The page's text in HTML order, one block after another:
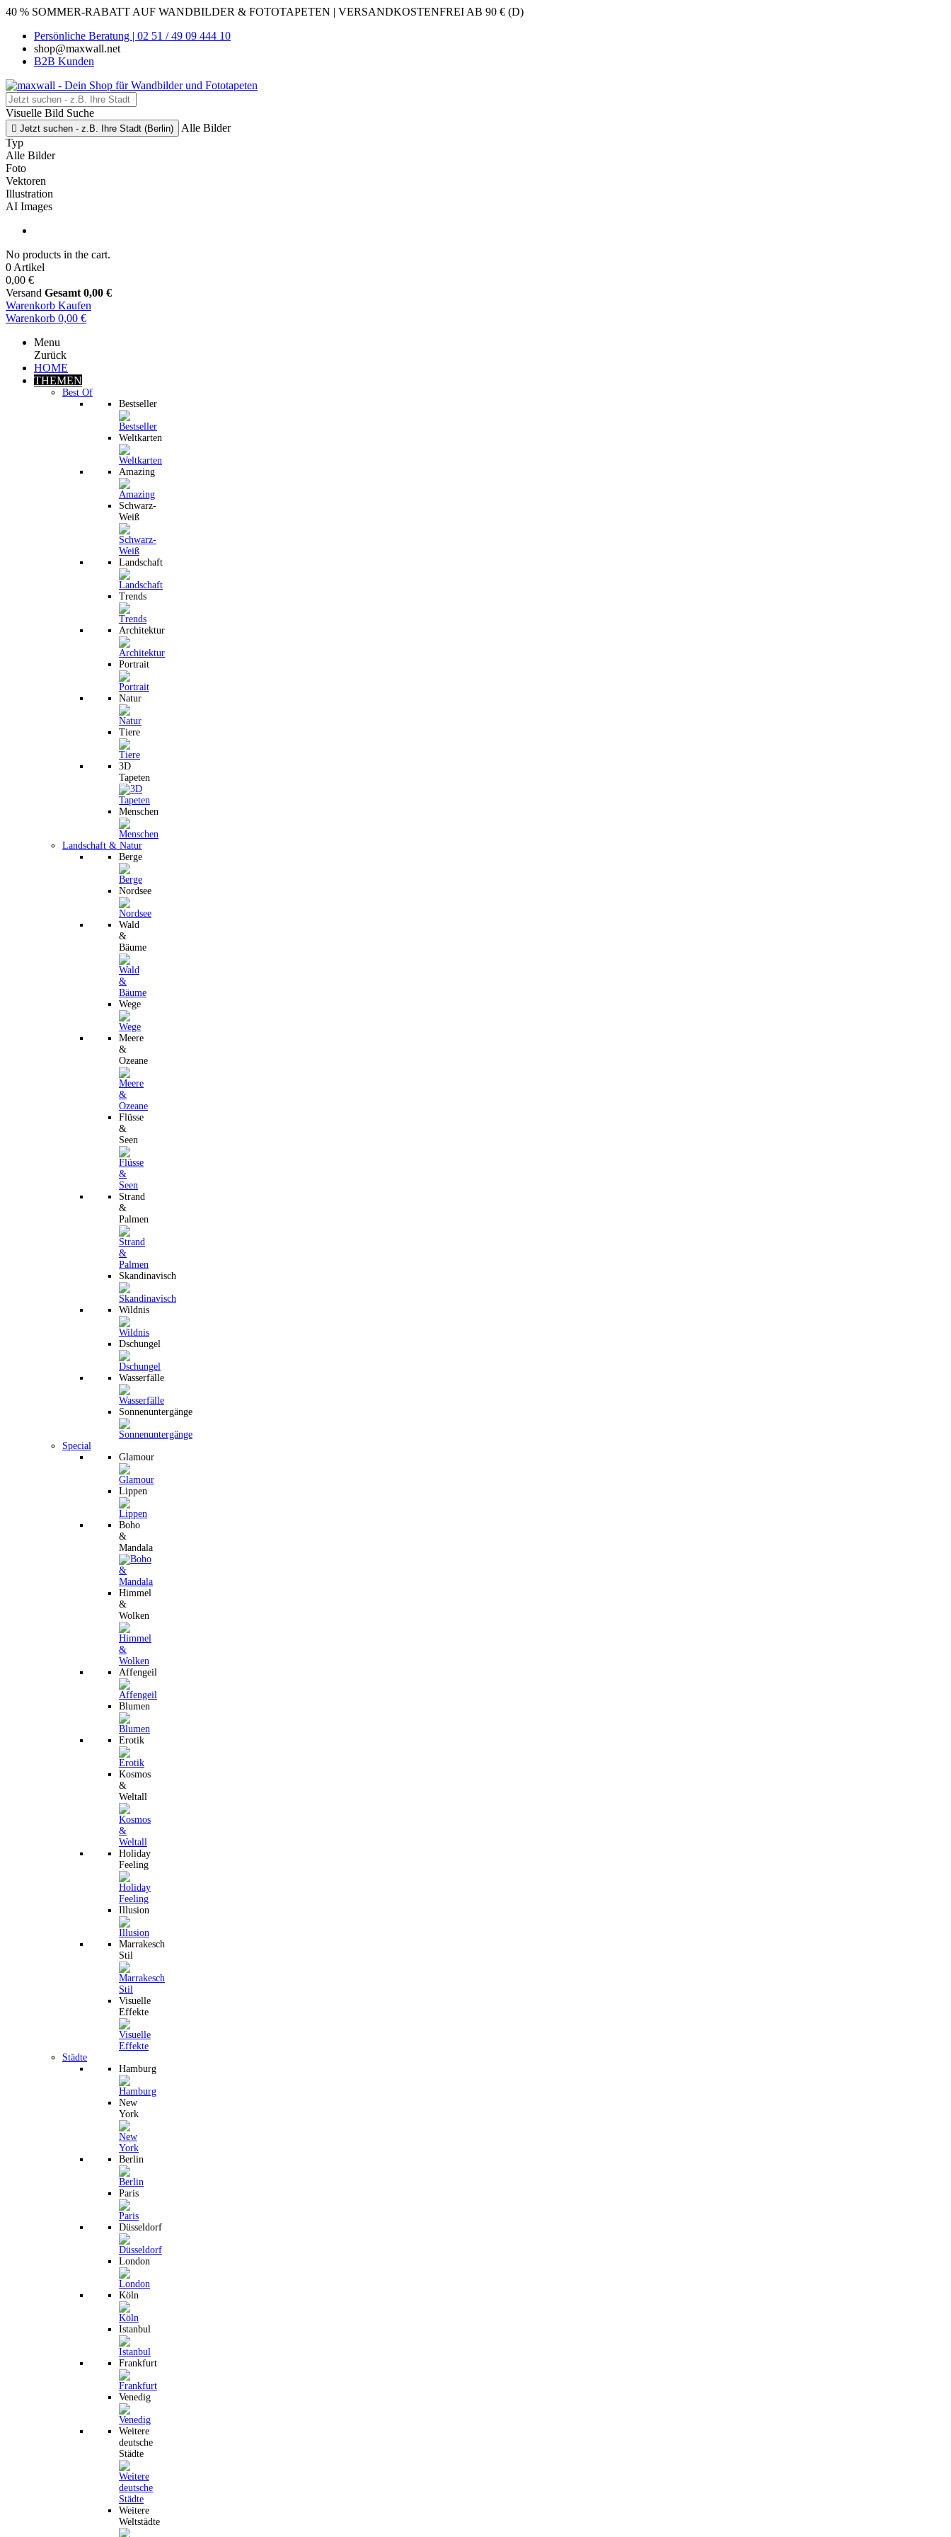
40 % SOMMER-RABATT AUF WANDBILDER & FOTOTAPETEN | VERSANDKOSTENFREI AB 90 € (D)
Persönliche Beratung | 02 51 / 49 09 444 10
shop@maxwall.net
B2B Kunden
Visuelle Bild Suche
 Jetzt suchen - z.B. Ihre Stadt (Berlin)
Alle Bilder
Typ
Alle Bilder
Foto
Vektoren
Illustration
AI Images
No products in the cart.
0 Artikel
0,00 €
Versand Gesamt 0,00 €
Warenkorb Kaufen
Warenkorb 0,00 €
Menu
Zurück
HOME
THEMEN
Best Of
Bestseller
Weltkarten
Amazing
Schwarz-
Weiß
Landschaft
Trends
Architektur
Portrait
Natur
Tiere
3D
Tapeten
Menschen
Landschaft & Natur
Berge
Nordsee
Wald
&
Bäume
Wege
Meere
&
Ozeane
Flüsse
&
Seen
Strand
&
Palmen
Skandinavisch
Wildnis
Dschungel
Wasserfälle
Sonnenuntergänge
Special
Glamour
Lippen
Boho
&
Mandala
Himmel
&
Wolken
Affengeil
Blumen
Erotik
Kosmos
&
Weltall
Holiday
Feeling
Illusion
Marrakesch
Stil
Visuelle
Effekte
Städte
Hamburg
New
York
Berlin
Paris
Düsseldorf
London
Köln
Istanbul
Frankfurt
Venedig
Weitere
deutsche
Städte
Weitere
Weltstädte